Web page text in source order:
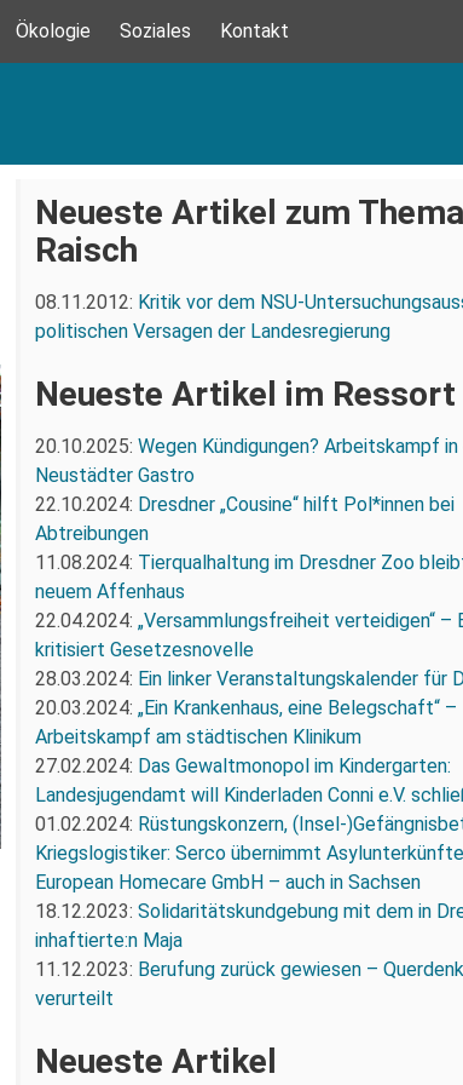
Ökologie Soziales Kontakt
Neueste Artikel zum
Raisch
08.11.2012: Kritik vor dem NSU-
politischen Versagen der Landesregierung
Neueste Artikel im Ressort
20.10.2025: Wegen Kündigungen? Arbeitskampf in
Neustädter Gastro
22.10.2024: Dresdner „Cousine“ hilft Pol*innen bei
Abtreibungen
11.08.2024: Tierqualhaltung im Dresdner Zoo
neuem Affenhaus
22.04.2024: „Versammlungsfreiheit verteidigen“ –
kritisiert Gesetzesnovelle
28.03.2024: Ein linker Veranstaltungskalender für
20.03.2024: „Ein Krankenhaus, eine Belegschaft“ –
Arbeitskampf am städtischen Klinikum
27.02.2024: Das Gewaltmonopol im Kindergarten:
Landesjugendamt will Kinderladen Conni e.V.
01.02.2024: Rüstungskonzern, (Insel-
Kriegslogistiker: Serco übernimmt
European Homecare GmbH – auch in Sachsen
18.12.2023: Solidaritätskundgebung mit dem in
inhaftierte:n Maja
11.12.2023: Berufung zurück gewiesen –
verurteilt
Neueste Artikel